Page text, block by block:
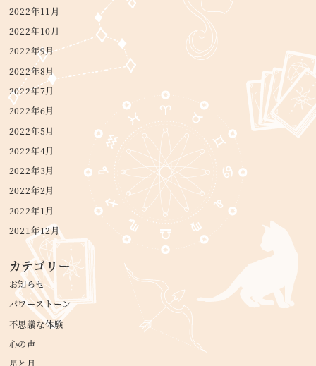
2022年11月
2022年10月
2022年9月
2022年8月
2022年7月
2022年6月
2022年5月
2022年4月
2022年3月
2022年2月
2022年1月
2021年12月
カテゴリー
お知らせ
パワーストーン
不思議な体験
心の声